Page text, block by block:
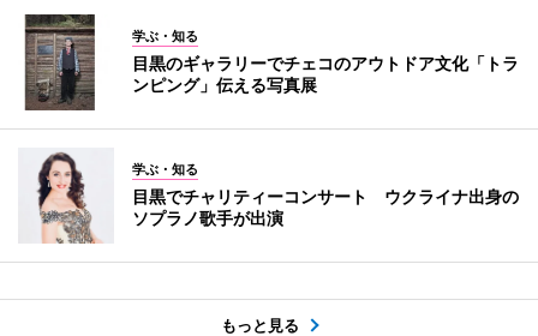
学ぶ・知る
目黒のギャラリーでチェコのアウトドア文化「トラ
ンピング」伝える写真展
学ぶ・知る
目黒でチャリティーコンサート ウクライナ出身の
ソプラノ歌手が出演
もっと見る